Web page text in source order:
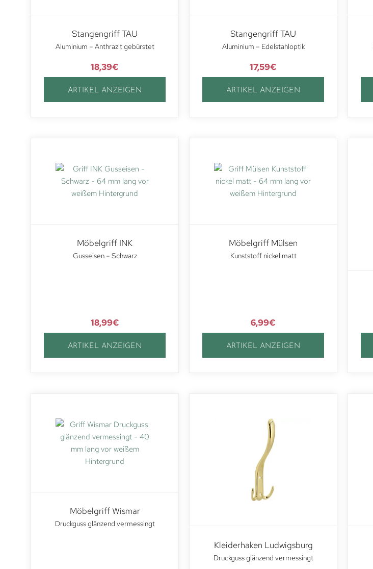
Stangengriff TAU
Aluminium – Anthrazit gebürstet
18,39€
ARTIKEL ANZEIGEN
Stangengriff TAU
Aluminium – Edelstahloptik
17,59€
ARTIKEL ANZEIGEN
Möbelgriff INK
Gusseisen – Schwarz
18,99€
ARTIKEL ANZEIGEN
Möbelgriff Mülsen
Kunststoff nickel matt
6,99€
ARTIKEL ANZEIGEN
Möbelgriff Wismar
Druckguss glänzend vermessingt
Kleiderhaken Ludwigsburg
Druckguss glänzend vermessingt